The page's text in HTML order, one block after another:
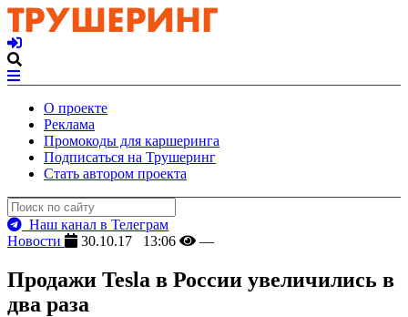
О проекте
Реклама
Промокоды для каршеринга
Подписаться на Трушеринг
Стать автором проекта
Наш канал в Телеграм
Новости
30.10.17 13:06 —
Продажи Tesla в России увеличились в
два раза